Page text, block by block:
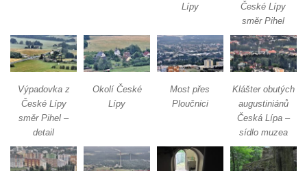
Rozhledna Strážný vrch u Merboltic
Rozhledna Kohout u Valkeřic
Hlavatice – vyhlídka nebo rozhledna…?
Cimrmanova nejnižší rozhledna na světě v
Rozhledna Varhošť u Litoměřic
Lípy
České Lípy
směr Pihel
Výpadovka z
České Lípy
směr Pihel –
detail
Okolí České
Lípy
Most přes
Ploučnici
Klášter obutých
augustiniánů
Česká Lípa –
sídlo muzea